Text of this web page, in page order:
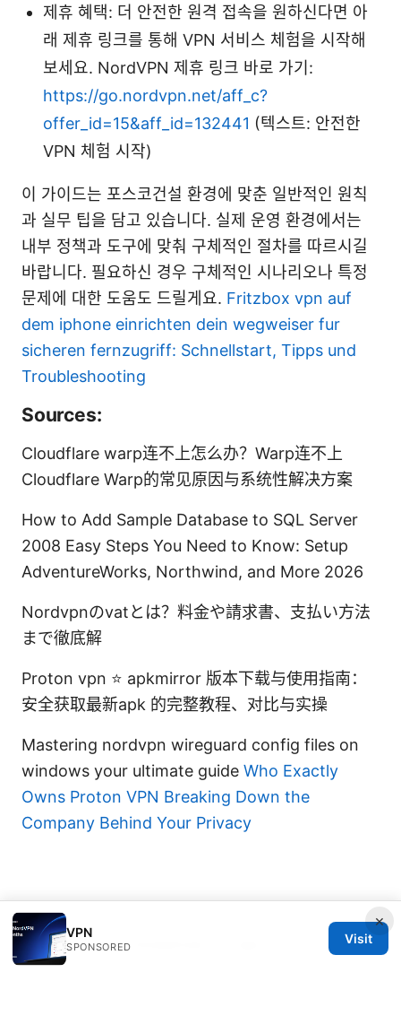
제휴 혜택: 더 안전한 원격 접속을 원하신다면 아
래 제휴 링크를 통해 VPN 서비스 체험을 시작해
보세요. NordVPN 제휴 링크 바로 가기:
https://go.nordvpn.net/aff_c?
offer_id=15&aff_id=132441 (텍스트: 안전한
VPN 체험 시작)
이 가이드는 포스코건설 환경에 맞춘 일반적인 원칙
과 실무 팁을 담고 있습니다. 실제 운영 환경에서는
내부 정책과 도구에 맞춰 구체적인 절차를 따르시길
바랍니다. 필요하신 경우 구체적인 시나리오나 특정
문제에 대한 도움도 드릴게요. Fritzbox vpn auf
dem iphone einrichten dein wegweiser fur
sicheren fernzugriff: Schnellstart, Tipps und
Troubleshooting
Sources:
Cloudflare warp连不上怎么办？Warp连不上
Cloudflare Warp的常见原因与系统性解决方案
How to Add Sample Database to SQL Server
2008 Easy Steps You Need to Know: Setup
AdventureWorks, Northwind, and More 2026
Nordvpnのvatとは？料金や請求書、支払い方法
まで徹底解
Proton vpn ⭐ apkmirror 版本下载与使用指南：
安全获取最新apk 的完整教程、对比与实操
Mastering nordvpn wireguard config files on
windows your ultimate guide Who Exactly
Owns Proton VPN Breaking Down the
Company Behind Your Privacy
×
VPN
SPONSORED
Visit
© 2026 Thehealthmeds. All rights reserved.